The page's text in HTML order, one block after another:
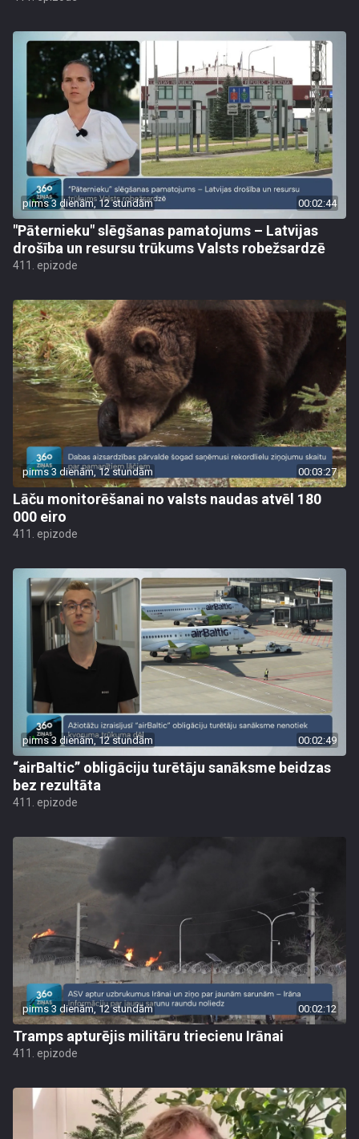
pirms 3 dienām, 12 stundām 00:02:44
"Pāternieku" slēgšanas pamatojums – Latvijas
drošība un resursu trūkums Valsts robežsardzē
411. epizode
pirms 3 dienām, 12 stundām 00:03:27
Lāču monitorēšanai no valsts naudas atvēl 180
000 eiro
411. epizode
pirms 3 dienām, 12 stundām 00:02:49
“airBaltic” obligāciju turētāju sanāksme beidzas
bez rezultāta
411. epizode
pirms 3 dienām, 12 stundām 00:02:12
Tramps apturējis militāru triecienu Irānai
411. epizode